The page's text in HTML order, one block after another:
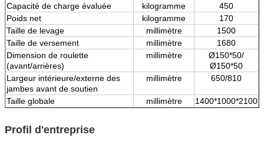
Capacité de charge évaluée
kilogramme
450
Poids net
kilogramme
170
Taille de levage
millimètre
1500
Taille de versement
millimètre
1680
Dimension de roulette
(avant/arrières)
millimètre
Ø150*50/
Ø150*50
Largeur intérieure/externe des
jambes avant de soutien
millimètre 650/810
Taille globale millimètre 1400*1000*2100
Profil d'entreprise